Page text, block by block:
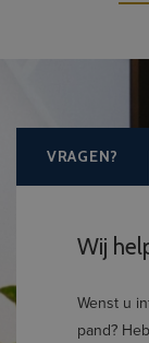
VRAGEN?
Wij
Wenst u
pand?